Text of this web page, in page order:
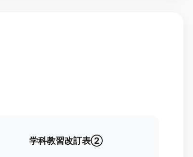
学科教習改訂表②